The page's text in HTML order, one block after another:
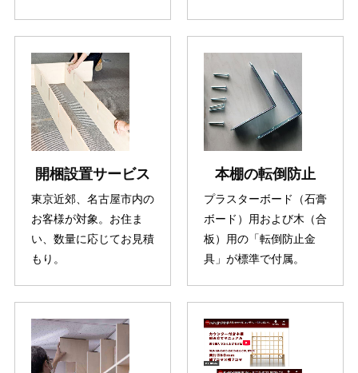
開梱設置サービス
東京近郊、名古屋市内の
お客様が対象。お住ま
い、数量に応じてお見積
もり。
本棚の転倒防止
プラスターボード（石膏
ボード）用および木（合
板）用の「転倒防止金
具」が標準で付属。